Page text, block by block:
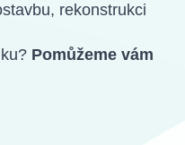
rekonstrukci
Pomůžeme vám